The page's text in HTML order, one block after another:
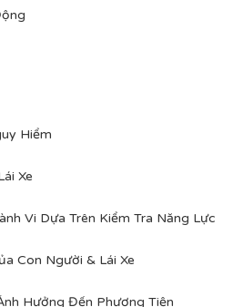
Hiểm
Xe
Vi Dựa Trên Kiểm Tra Năng Lực
Con Người & Lái Xe
Hưởng Đến Phương Tiện